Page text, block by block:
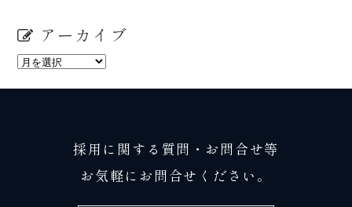
アーカイブ
採用に関する質問・お問合せ等
お気軽にお問合せください。